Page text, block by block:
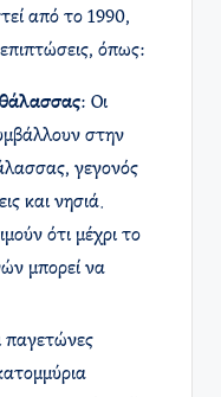
από το 1990,
όπως:
: Οι
στην
γεγονός
και νησιά.
ότι μέχρι το
μπορεί να
παγετώνες